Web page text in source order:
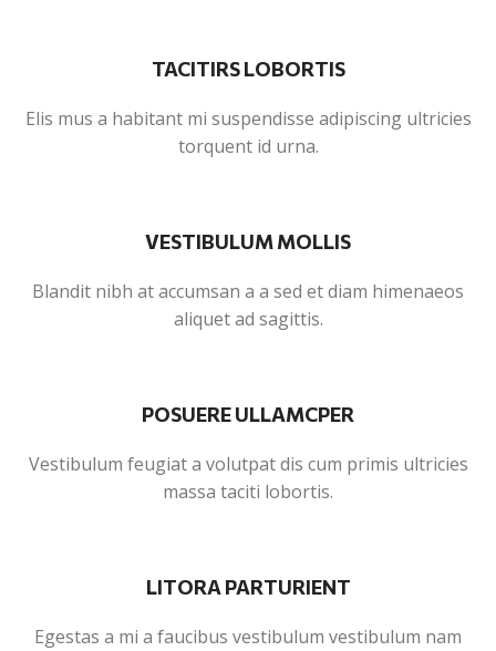
TACITIRS LOBORTIS
Elis mus a habitant mi suspendisse adipiscing ultricies
torquent id urna.
VESTIBULUM MOLLIS
Blandit nibh at accumsan a a sed et diam himenaeos
aliquet ad sagittis.
POSUERE ULLAMCPER
Vestibulum feugiat a volutpat dis cum primis ultricies
massa taciti lobortis.
LITORA PARTURIENT
Egestas a mi a faucibus vestibulum vestibulum nam